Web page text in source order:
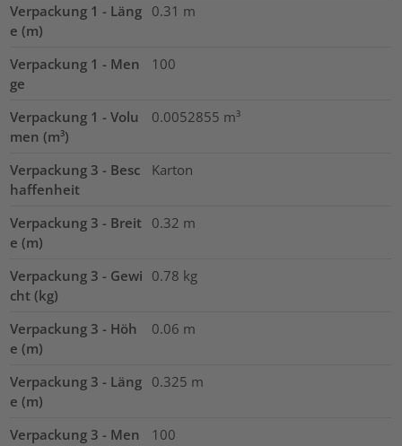
Verpackung 1 - Läng
e (m)
0.31 m
Verpackung 1 - Men
ge
100
Verpackung 1 - Volu
men (m³)
0.0052855 m³
Verpackung 3 - Besc
haffenheit
Karton
Verpackung 3 - Breit
e (m)
0.32 m
Verpackung 3 - Gewi
cht (kg)
0.78 kg
Verpackung 3 - Höh
e (m)
0.06 m
Verpackung 3 - Läng
e (m)
0.325 m
Verpackung 3 - Men
100